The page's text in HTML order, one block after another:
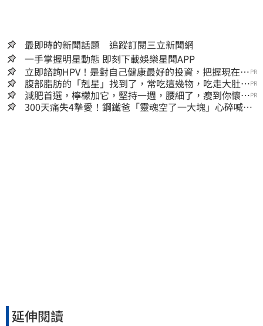
最即時的新聞話題 追蹤訂閱三立新聞網
一手掌握明星動態 即刻下載娛樂星聞APP
立即諮詢HPV！是對自己健康最好的投資，把握現在不
嫌晚！
PR
腹部脂肪的「剋星」找到了，常吃這幾物，吃走大肚
囊，瘦出小蠻腰
PR
減肥首選，檸檬加它，堅持一週，腰細了，瘦到你懷疑
人生
PR
300天痛失4摯愛！鋼鐵爸「靈魂空了一大塊」心碎喊：
延伸閱讀